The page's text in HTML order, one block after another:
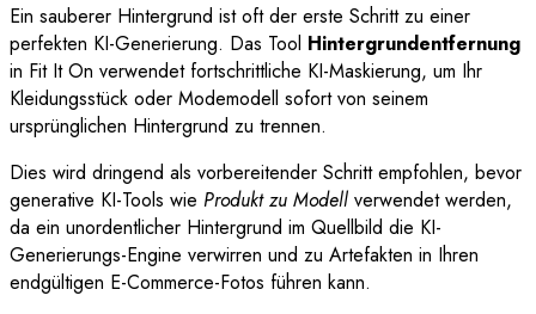
Ein sauberer Hintergrund ist oft der erste Schritt zu einer
perfekten KI-Generierung. Das Tool Hintergrundentfernung
in Fit It On verwendet fortschrittliche KI-Maskierung, um Ihr
Kleidungsstück oder Modemodell sofort von seinem
ursprünglichen Hintergrund zu trennen.
Dies wird dringend als vorbereitender Schritt empfohlen, bevor
generative KI-Tools wie Produkt zu Modell verwendet werden,
da ein unordentlicher Hintergrund im Quellbild die KI-
Generierungs-Engine verwirren und zu Artefakten in Ihren
endgültigen E-Commerce-Fotos führen kann.